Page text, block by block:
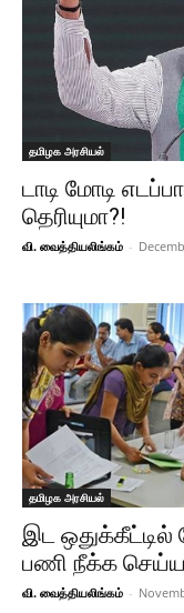
தமிழக அரசியல்
டாடி மோடி
தெரியுமா?!
வி. வைத்தியலிங்கம் -
தமிழக அரசியல்
இட ஒதுக்கீட்டில்
பணி நீக்க
வி. வைத்தியலிங்கம் -